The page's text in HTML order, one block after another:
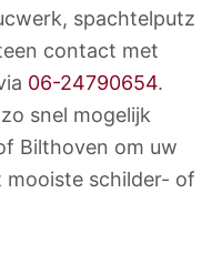
spachtelputz
contact met
06-24790654.
snel mogelijk
Bilthoven om uw
mooiste schilder- of